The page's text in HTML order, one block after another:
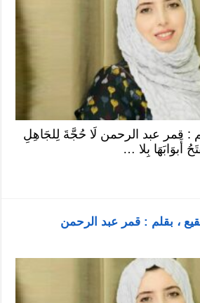
: قمر عبد الرحمن لَا حُجَّةَ لِلجَاهِلِ
أَبوَابَهَا بِلا …
، بقلم : قمر عبد الرحمن